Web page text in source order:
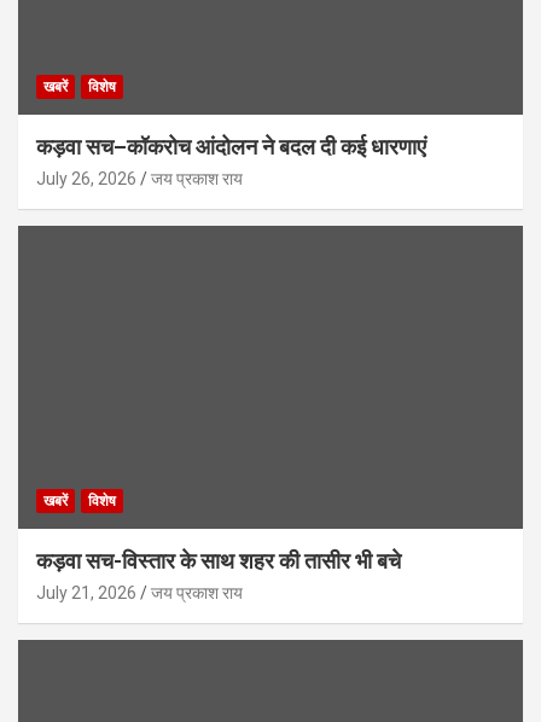
खबरें विशेष
कड़वा सच–कॉकरोच आंदोलन ने बदल दी कई धारणाएं
July 26, 2026 जय प्रकाश राय
खबरें विशेष
कड़वा सच-विस्तार के साथ शहर की तासीर भी बचे
July 21, 2026 जय प्रकाश राय